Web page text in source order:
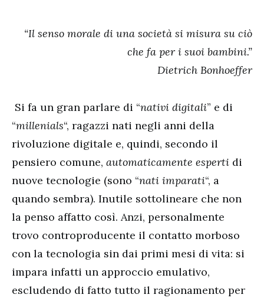
“Il senso morale di una società si misura su ciò
che fa per i suoi bambini.”
Dietrich Bonhoeffer
Si fa un gran parlare di “nativi digitali” e di
“millenials“, ragazzi nati negli anni della
rivoluzione digitale e, quindi, secondo il
pensiero comune, automaticamente esperti di
nuove tecnologie (sono “nati imparati“, a
quando sembra). Inutile sottolineare che non
la penso affatto così. Anzi, personalmente
trovo controproducente il contatto morboso
con la tecnologia sin dai primi mesi di vita: si
impara infatti un approccio emulativo,
escludendo di fatto tutto il ragionamento per